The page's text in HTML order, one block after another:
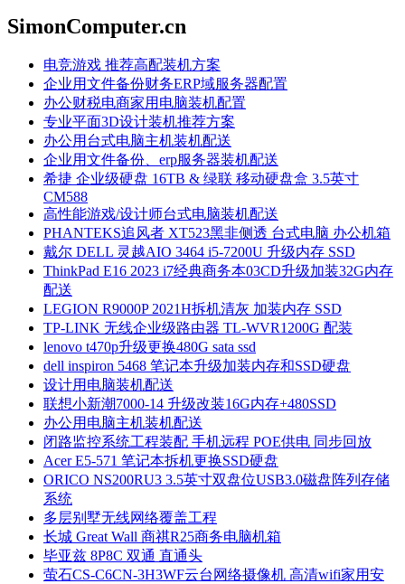
SimonComputer.cn
电竞游戏 推荐高配装机方案
企业用文件备份财务ERP域服务器配置
办公财税电商家用电脑装机配置
专业平面3D设计装机推荐方案
办公用台式电脑主机装机配送
企业用文件备份、erp服务器装机配送
希捷 企业级硬盘 16TB & 绿联 移动硬盘盒 3.5英寸
CM588
高性能游戏/设计师台式电脑装机配送
PHANTEKS追风者 XT523黑非侧透 台式电脑 办公机箱
戴尔 DELL 灵越AIO 3464 i5-7200U 升级内存 SSD
ThinkPad E16 2023 i7经典商务本03CD升级加装32G内存
配送
LEGION R9000P 2021H拆机清灰 加装内存 SSD
TP-LINK 无线企业级路由器 TL-WVR1200G 配装
lenovo t470p升级更换480G sata ssd
dell inspiron 5468 笔记本升级加装内存和SSD硬盘
设计用电脑装机配送
联想小新潮7000-14 升级改装16G内存+480SSD
办公用电脑主机装机配送
闭路监控系统工程装配 手机远程 POE供电 同步回放
Acer E5-571 笔记本拆机更换SSD硬盘
ORICO NS200RU3 3.5英寸双盘位USB3.0磁盘阵列存储
系统
多层别墅无线网络覆盖工程
长城 Great Wall 商祺R25商务电脑机箱
毕亚兹 8P8C 双通 直通头
萤石CS-C6CN-3H3WF云台网络摄像机 高清wifi家用安